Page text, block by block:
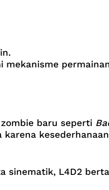
mekanisme
baru seperti
sinematik, L4D2